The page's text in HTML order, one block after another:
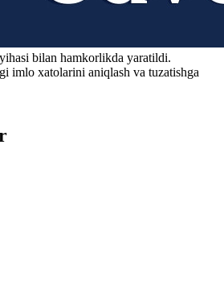
bilan hamkorlikda yaratildi.
imlo xatolarini aniqlash va tuzatishga